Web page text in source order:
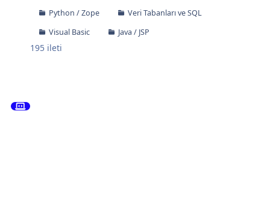
Python / Zope
Veri Tabanları ve SQL
Visual Basic
Java / JSP
195 ileti